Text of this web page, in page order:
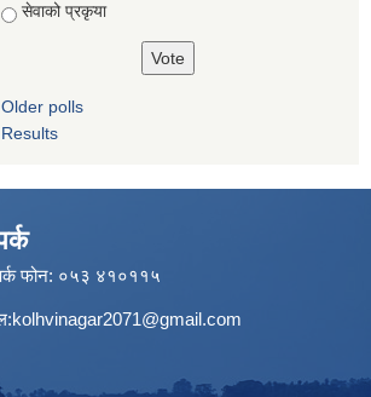
सेवाको प्रकृया
Older polls
Results
फोन: ०५३ ४१०११५
kolhvinagar2071@gmail.com